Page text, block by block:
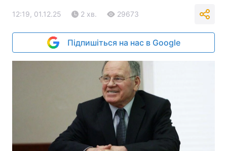
12:19, 01.12.25 2 хв. 29673
Підпишіться на нас в Google